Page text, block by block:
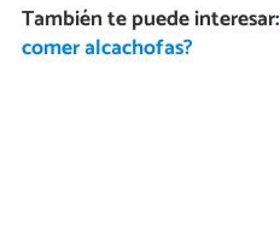
También te puede interesar:
comer alcachofas?